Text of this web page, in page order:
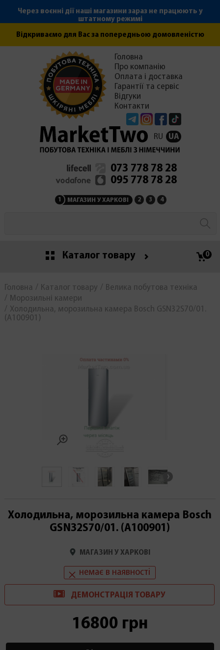
Через воєнні дії наші магазини зараз не працюють у
штатному режимі
Відкриваємо для Вас за попередньою домовленістю
TelegramInstagramFacebook
Головна
Про компанію
Оплата і доставка
Гарантії та сервіс
Відгуки
Контакти
RU UA
073 778 78 28
095 778 78 28
1 МАГАЗИН У ХАРКОВІ 2 МАГАЗИН НА
3 СЕРВІСНИЙ ЦЕНТР
4
Каталог товару 0
Головна Каталог товару
Велика побутова техніка
Морозильні камери
Холодильна, морозильна камера Bosch GSN32S70/01.
(А100901)
Холодильна, морозильна камера Bosch
GSN32S70/01. (А100901)
МАГАЗИН У ХАРКОВІ
немає в наявності
ДЕМОНСТРАЦІЯ ТОВАРУ
16800 грн